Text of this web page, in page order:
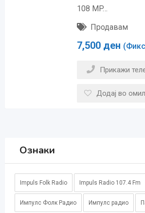
108 MP…
Продавам
7,500 ден
Прикажи
Додај во
Ознаки
Impuls Folk Radio Impuls Radio 107.4 Fm
Импулс Фолк Радио Импулс радио